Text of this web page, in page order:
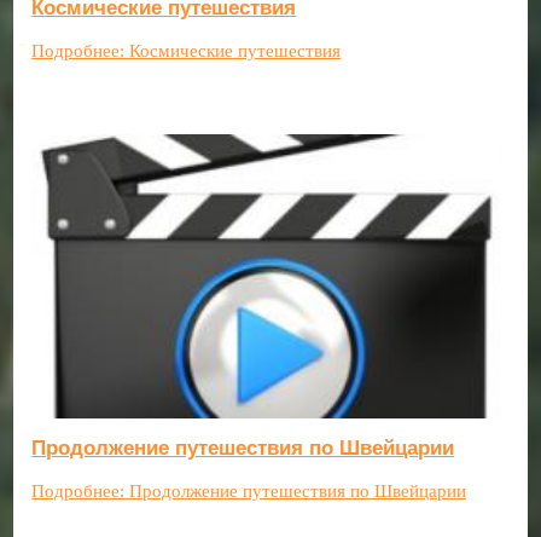
Космические путешествия
Подробнее: Космические путешествия
Продолжение путешествия по Швейцарии
Подробнее: Продолжение путешествия по Швейцарии